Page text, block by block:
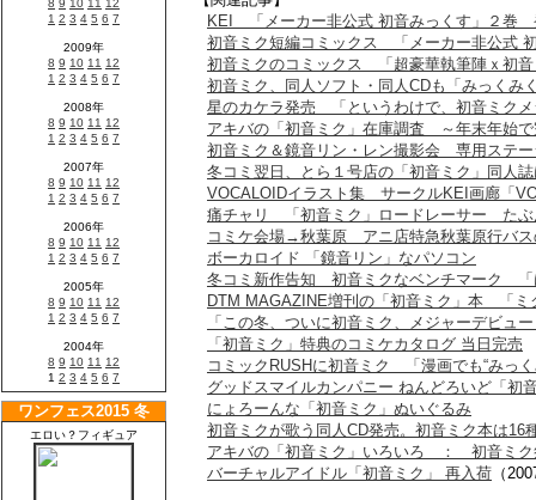
KEI 「メーカー非公式 初音みっくす」２巻
初音ミク短編コミックス 「メーカー非公式
初音ミクのコミックス 「超豪華執筆陣ｘ初
初音ミク、同人ソフト・同人CDも「みっくみ
星のカケラ発売 「というわけで、初音ミク
アキバの「初音ミク」在庫調査 ～年末年始
初音ミク＆鏡音リン・レン撮影会 専用ステー
冬コミ翌日、とら１号店の「初音ミク」同人
VOCALOIDイラスト集 サークルKEI画廊「
痛チャリ 「初音ミク」ロードレーサー たぶ
コミケ会場→秋葉原 アニ店特急秋葉原行バス
ボーカロイド 「鏡音リン」なパソコン
冬コミ新作告知 初音ミクなベンチマーク 「
DTM MAGAZINE増刊の「初音ミク」本 「ミ
「この冬、ついに初音ミク、メジャーデビュ
「初音ミク」特典のコミケカタログ 当日完売
コミックRUSHに初音ミク 「漫画でも“みっく
グッドスマイルカンパニー ねんどろいど「初
にょろーんな「初音ミク」ぬいぐるみ
初音ミクが歌う同人CD発売。初音ミク本は16
アキバの「初音ミク」いろいろ ： 初音ミク
バーチャルアイドル「初音ミク」 再入荷 （